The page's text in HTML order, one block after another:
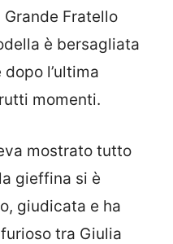
Fratello
è bersagliata
l’ultima
momenti.
mostrato tutto
gieffina si è
giudicata e ha
tra Giulia